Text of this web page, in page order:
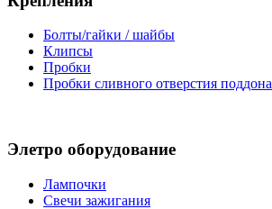
Болты/гайки / шайбы
Клипсы
Пробки
Пробки сливного отверстия поддона
Элетро оборудование
Лампочки
Свечи зажигания